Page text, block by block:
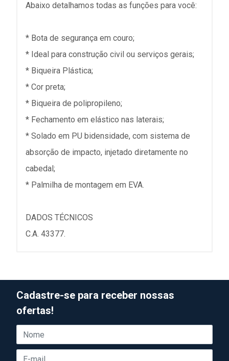
Abaixo detalhamos todas as funções para você:
* Bota de segurança em couro;
* Ideal para construção civil ou serviços gerais;
* Biqueira Plástica;
* Cor preta;
* Biqueira de polipropileno;
* Fechamento em elástico nas laterais;
* Solado em PU bidensidade, com sistema de
absorção de impacto, injetado diretamente no
cabedal;
* Palmilha de montagem em EVA.
DADOS TÉCNICOS
C.A. 43377.
Cadastre-se para receber nossas
ofertas!